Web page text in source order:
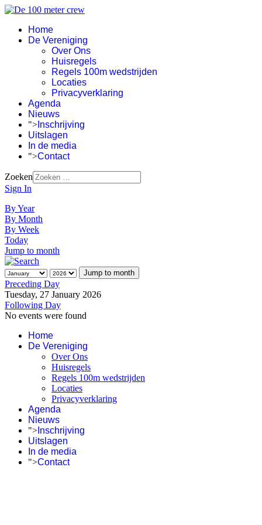
Home
De Vereniging
Over Ons
Huisregels
Regels 100m wedstrijden
Locaties
Privacyverklaring
Agenda
Nieuws
"> Inschrijving
Uitslagen
In de media
">Contact
Zoeken
Sign In
By Year
By Month
By Week
Today
Jump to month
Jump to month
Preceding Day
Tuesday, 27 January 2026
Following Day
No events were found
Home
De Vereniging
Over Ons
Huisregels
Regels 100m wedstrijden
Locaties
Privacyverklaring
Agenda
Nieuws
"> Inschrijving
Uitslagen
In de media
">Contact